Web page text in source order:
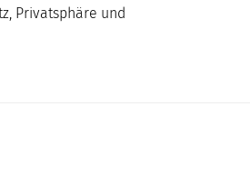
Privatsphäre und